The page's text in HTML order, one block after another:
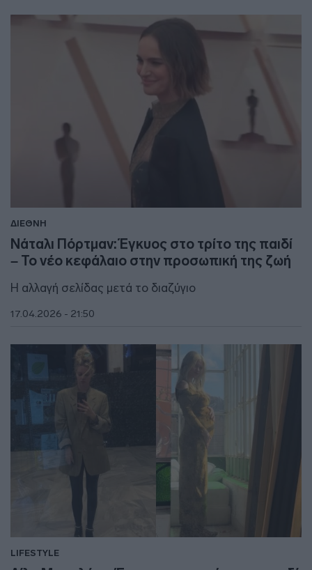
ΔΙΕΘΝΗ
Νάταλι Πόρτμαν: Έγκυος στο τρίτο της παιδί
– Το νέο κεφάλαιο στην προσωπική της ζωή
Η αλλαγή σελίδας μετά το διαζύγιο
17.04.2026 - 21:50
LIFESTYLE